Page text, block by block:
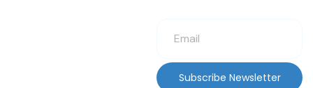
Subscribe Newsletter